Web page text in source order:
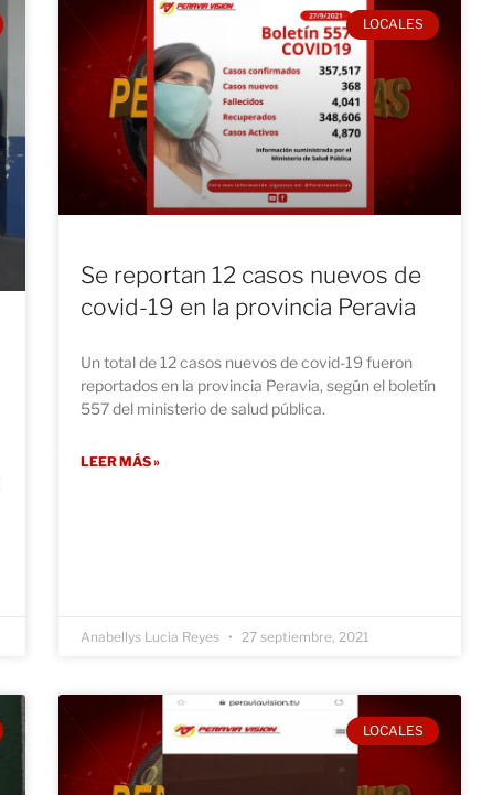
LOCALES
Se reportan 12 casos nuevos de
covid-19 en la provincia Peravia
Un total de 12 casos nuevos de covid-19 fueron
reportados en la provincia Peravia, según el boletín
557 del ministerio de salud pública.
LEER MÁS »
Anabellys Lucia Reyes 27 septiembre, 2021
LOCALES